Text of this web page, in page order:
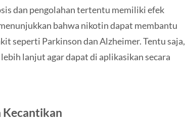
dan pengolahan tertentu memiliki efek
bahwa nikotin dapat membantu
seperti Parkinson dan Alzheimer. Tentu saja,
lanjut agar dapat di aplikasikan secara
Kecantikan